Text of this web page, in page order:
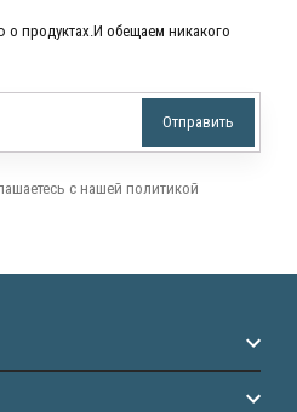
продуктах.И обещаем никакого
с нашей политикой